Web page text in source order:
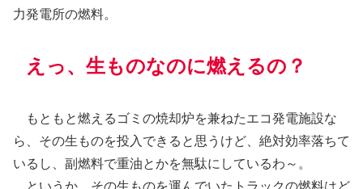
力発電所の燃料。
えっ、生ものなのに燃えるの？
もともと燃えるゴミの焼却炉を兼ねたエコ発電施設な
ら、その生ものを投入できると思うけど、絶対効率落ちて
いるし、副燃料で重油とかを無駄にしているわ～。
というか、その生ものを運んでいたトラックの燃料はど